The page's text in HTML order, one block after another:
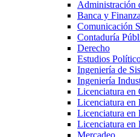
Administración
Banca y
Comunicación
Contaduría
Derecho
Estudios
Ingeniería de
Ingeniería
Licenciatura en
Licenciatura en
Licenciatura en
Licenciatura en
Mercadeo